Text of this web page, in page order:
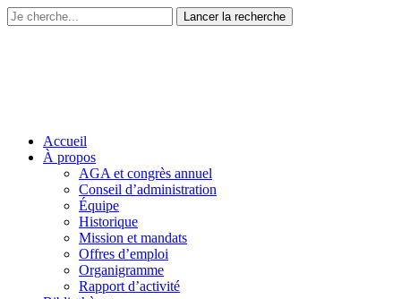
Accueil
À propos
AGA et congrès annuel
Conseil d’administration
Équipe
Historique
Mission et mandats
Offres d’emploi
Organigramme
Rapport d’activité